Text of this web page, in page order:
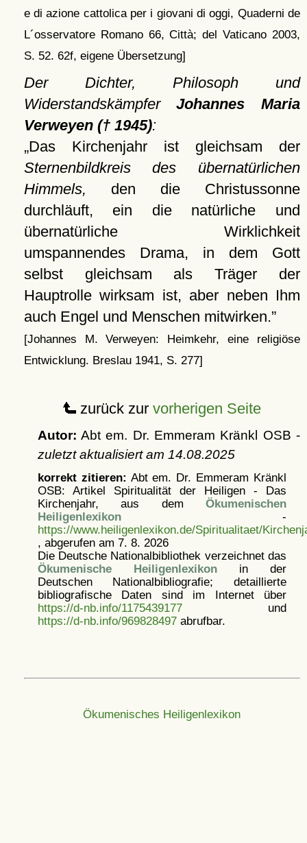
e di azione cattolica per i giovani di oggi, Quaderni de
L´osservatore Romano 66, Città; del Vaticano 2003,
S. 52. 62f, eigene Übersetzung]
Der Dichter, Philosoph und
WiderstandskämpferJohannes Maria
Verweyen († 1945):
Das Kirchenjahr ist gleichsam der
Sternenbildkreis des übernatürlichen
Himmels, den die Christussonne
durchläuft, ein die natürliche und
übernatürliche Wirklichkeit
umspannendes Drama, in dem Gott
selbst gleichsam als Träger der
Hauptrolle wirksam ist, aber neben Ihm
auch Engel und Menschen mitwirken.
[Johannes M. Verweyen: Heimkehr, eine religiöse
Entwicklung. Breslau 1941, S. 277]
zurück zurvorherigen Seite
Autor: Abt em. Dr. Emmeram Kränkl OSB -
zuletzt aktualisiert am 14.08.2025
korrekt zitieren: Abt em. Dr. Emmeram Kränkl
OSB: Artikel Spiritualität der Heiligen - Das
Kirchenjahr, aus dem Ökumenischen
Heiligenlexikon-
https://www.heiligenlexikon.de/Spiritualitaet/
, abgerufen am 7. 8. 2026
Die Deutsche Nationalbibliothek verzeichnet das
Ökumenische Heiligenlexikonin der
Deutschen Nationalbibliografie; detaillierte
bibliografische Daten sind im Internet über
https://d-nb.info/1175439177und
https://d-nb.info/969828497abrufbar.
Ökumenisches Heiligenlexikon